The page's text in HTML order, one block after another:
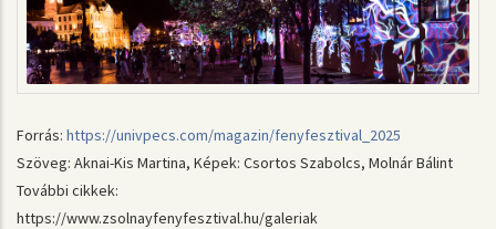
Forrás: https://univpecs.com/magazin/fenyfesztival_2025
Szöveg: Aknai-Kis Martina, Képek: Csortos Szabolcs, Molnár Bálint
További cikkek:
https://www.zsolnayfenyfesztival.hu/galeriak